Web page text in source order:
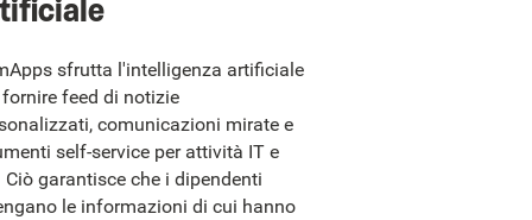
sfrutta l'intelligenza artificiale
feed di notizie
comunicazioni mirate e
self-service per attività IT e
Ciò garantisce che i dipendenti
le informazioni di cui hanno